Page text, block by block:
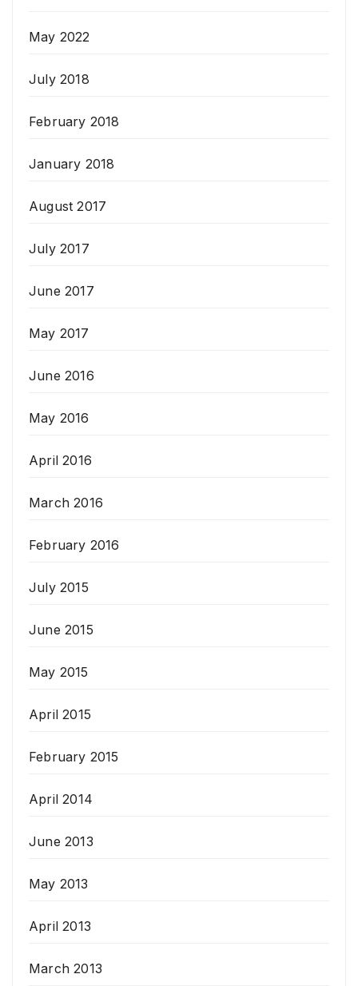
May 2022
July 2018
February 2018
January 2018
August 2017
July 2017
June 2017
May 2017
June 2016
May 2016
April 2016
March 2016
February 2016
July 2015
June 2015
May 2015
April 2015
February 2015
April 2014
June 2013
May 2013
April 2013
March 2013